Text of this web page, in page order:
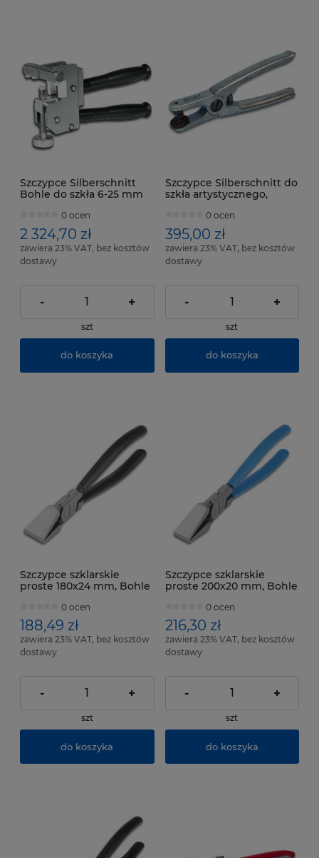
Szczypce Silberschnitt
Bohle do szkła 6-25 mm
0 ocen
2 324,70 zł
zawiera 23% VAT, bez kosztów
dostawy
- +
szt
do koszyka
Szczypce Silberschnitt do
szkła artystycznego,
0 ocen
395,00 zł
zawiera 23% VAT, bez kosztów
dostawy
- +
szt
do koszyka
Szczypce szklarskie
proste 180x24 mm, Bohle
0 ocen
188,49 zł
zawiera 23% VAT, bez kosztów
dostawy
- +
szt
do koszyka
Szczypce szklarskie
proste 200x20 mm, Bohle
0 ocen
216,30 zł
zawiera 23% VAT, bez kosztów
dostawy
- +
szt
do koszyka